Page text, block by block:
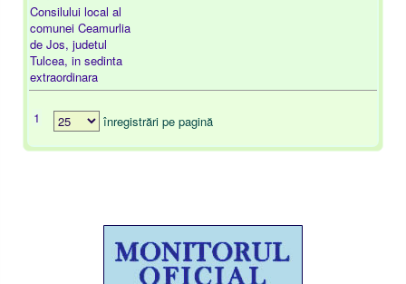
Consilului local al
comunei Ceamurlia
de Jos, judetul
Tulcea, in sedinta
extraordinara
1 înregistrări pe pagină